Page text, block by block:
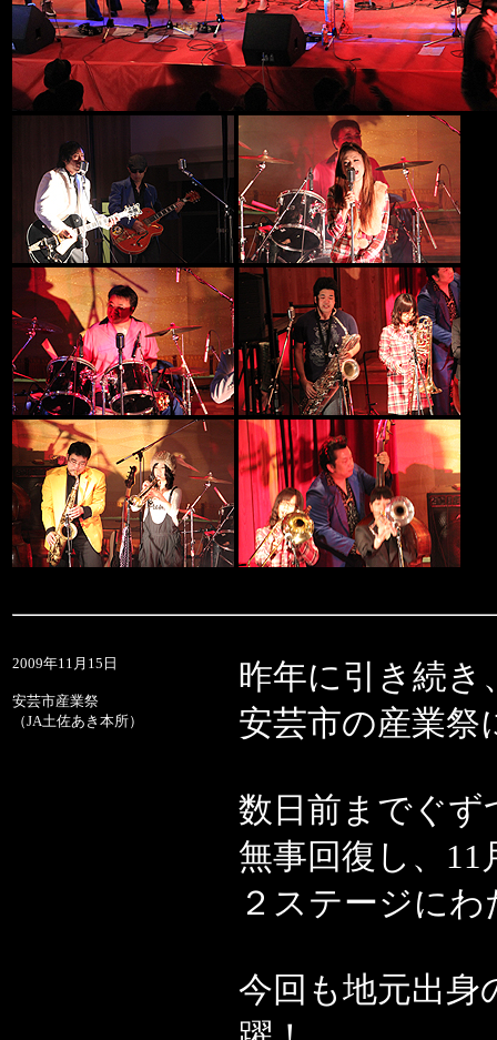
2009年11月15日
安芸市産業祭
（JA土佐あき本所）
昨年に引き続き
安芸市の産業
数日前までぐず
無事回復し、
２ステージに
今回も地元出身